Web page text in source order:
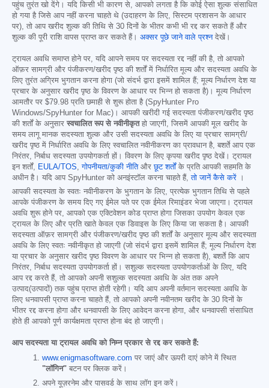
पहुंच तुरंत खो देंगे। यदि किसी भी कारण से, आपको लगता है कि कोई ऐसा शुल्क संसाधित
हो गया है जिसे आप नहीं करना चाहते थे (उदाहरण के लिए, सिस्टम प्रशासन के आधार
पर), तो आप खरीद शुल्क की तिथि से 30 दिनों के भीतर कभी भी रद्द कर सकते हैं और
शुल्क की पूरी राशि वापस प्राप्त कर सकते हैं। अक्सर पूछे जाने वाले प्रश्नदेखें।
ट्रायल अवधि समाप्त होने पर, यदि आपने समय पर सदस्यता रद्द नहीं की है, तो आपको
ऑफ़र सामग्री और पंजीकरण/खरीद पृष्ठ की शर्तों में निर्धारित मूल्य और सदस्यता अवधि के
लिए तुरंत अग्रिम भुगतान करना होगा (जो संदर्भ द्वारा इसमें शामिल हैं; मूल्य निर्धारण देश या
प्रचार के अनुसार खरीद पृष्ठ के विवरण के आधार पर भिन्न हो सकता है)। मूल्य निर्धारण
आमतौर पर $79.98 प्रति छमाही से शुरू होता है (SpyHunter Pro
Windows/SpyHunter for Mac)। आपकी खरीदी गई सदस्यता पंजीकरण/खरीद पृष्ठ
की शर्तों के अनुसार स्वचालित रूप से नवीनीकृतहो जाएगी, जिसमें आपकी मूल खरीद के
समय लागू मानक सदस्यता शुल्क और उसी सदस्यता अवधि के लिए या प्रचार सामग्री/
खरीद पृष्ठ में निर्धारित अवधि के लिए स्वचालित नवीनीकरण का प्रावधान है, बशर्ते आप एक
निरंतर, निर्बाध सदस्यता उपयोगकर्ता हों। विवरण के लिए कृपया खरीद पृष्ठ देखें। ट्रायल
इन शर्तों, EULA/TOS,गोपनीयता/कुकी नीतिऔरछूट शर्तोंके प्रति आपकी सहमति के
अधीन है। यदि आप SpyHunter को अनइंस्टॉल करना चाहते हैं,तो जानें कैसे करें ।
आपकी सदस्यता के स्वतः नवीनीकरण के भुगतान के लिए, प्रत्येक भुगतान तिथि से पहले
आपके पंजीकरण के समय दिए गए ईमेल पते पर एक ईमेल रिमाइंडर भेजा जाएगा। ट्रायल
अवधि शुरू होने पर, आपको एक एक्टिवेशन कोड प्राप्त होगा जिसका उपयोग केवल एक
ट्रायल के लिए और प्रति खाते केवल एक डिवाइस के लिए किया जा सकता है। आपकी
सदस्यता ऑफ़र सामग्री और पंजीकरण/खरीद पृष्ठ की शर्तों के अनुसार मूल्य और सदस्यता
अवधि के लिए स्वतः नवीनीकृत हो जाएगी (जो संदर्भ द्वारा इसमें शामिल हैं; मूल्य निर्धारण देश
या प्रचार के अनुसार खरीद पृष्ठ विवरण के आधार पर भिन्न हो सकता है), बशर्ते कि आप
निरंतर, निर्बाध सदस्यता उपयोगकर्ता हों। सशुल्क सदस्यता उपयोगकर्ताओं के लिए, यदि
आप रद्द करते हैं, तो आपको अपनी सशुल्क सदस्यता अवधि के अंत तक अपने
उत्पाद(उत्पादों) तक पहुंच प्राप्त होती रहेगी। यदि आप अपनी वर्तमान सदस्यता अवधि के
लिए धनवापसी प्राप्त करना चाहते हैं, तो आपको अपनी नवीनतम खरीद के 30 दिनों के
भीतर रद्द करना होगा और धनवापसी के लिए आवेदन करना होगा, और धनवापसी संसाधित
होते ही आपको पूर्ण कार्यक्षमता प्राप्त होना बंद हो जाएगी।
आप सदस्यता या ट्रायल अवधि को निम्न प्रकार से रद्द कर सकते हैं:
www.enigmasoftware.com पर जाएं और ऊपरी दाएं कोने में स्थित
"लॉगिन" बटन पर क्लिक करें।
अपने यूज़रनेम और पासवर्ड के साथ लॉग इन करें।